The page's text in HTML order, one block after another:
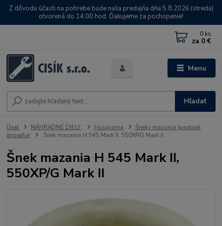
Z dôvodu účasti na pohrebe bude naša predajňa dňa 5.8.2026 (streda)
otvorená do 14:00 hod. Ďakujeme za pochopenie!
Menu
Hľadať
0 ks
za 0 €
Úvod NÁHRADNÉ DIELY Husqvarna
Šneky mazania (pastorok
čerpadla)
Šnek mazania H 545 Mark II, 550XP/G Mark II
Šnek mazania H 545 Mark II,
550XP/G Mark II